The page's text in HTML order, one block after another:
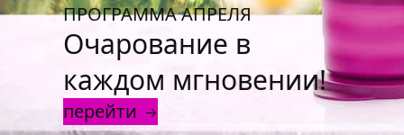
ПРОГРАММА АПРЕЛЯ
Очарование в
каждом мгновении!
перейти